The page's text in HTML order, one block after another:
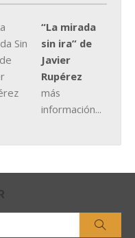
“La mirada
sin ira” de
Javier
Rupérez
más
información...